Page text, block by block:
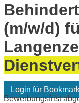
(m/w/d)
Login für Bookmark
Bewerbungsfrist